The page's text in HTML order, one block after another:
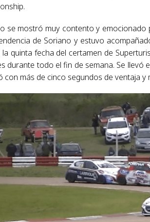
se mostró muy contento y
de Soriano y estuvo
la quinta fecha del certamen de
durante todo el fin de semana. Se llevó
con más de cinco segundos de ventaja